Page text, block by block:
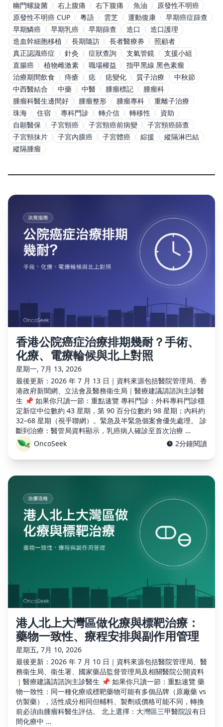
幽門螺旋菌
右上腹痛 右下腹痛 魚油
原發性不明癌
原發性不明癌 CUP
粵語 雲芝 運動復康
早期癌症篩查
早期鱗癌
早期乳癌 早期篩查 造口
造口護理
造血幹細胞移植
長期隨訪 長者醫療券
照顧者
真正認識癌症
針灸 症狀查詢 支氣管鏡
支援小組
直腸癌
植物雌激素 職場權益
指甲黑線 黑色素瘤
治療期間飲食
痔瘡 痣 痣變化 質子治療
中秋節
中西醫結合
中藥 中醫 腫瘤標記
腫瘤科
腫瘤科醫生邊間好
腫瘤整形 腫瘤專科
重離子治療
珠海
住宿 專科門診 轉介信 轉移性
資助
自願醫保
子宮頸癌 子宮頸癌前病變
子宮頸癌篩查
子宮頸抹片
子宮內膜癌 子宮體癌 綜援
縱隔淋巴結
縱隔腫瘤
香港公院癌症治療排期幾耐？手術、
化療、電療輪候與北上對照
星期一, 7月 13, 2026
最後更新：2026 年 7 月 13 日｜資料來源包括醫院管理局、香
港政府新聞網、立法會及醫務衞生局｜醫療建議請諮詢主診醫
生 📌 如果你只讀一節：重點速覽 專科門診：外科專科門診穩
定新症中位數約 43 星期，第 90 百分位數約 98 星期；內科約
32–68 星期（視乎聯網）。緊急及半緊急個案會優先處理。 診
斷到治療：醫管局資料顯示，乳癌病人確診至首次治療 …
OncoSeek
2分鐘閱讀
港人北上大灣區做化療與標靶治療：
藥物一致性、療程安排與副作用管理
星期五, 7月 10, 2026
最後更新：2026 年 7 月 10 日｜資料來源包括醫院管理局、醫
務衞生局、衞生署、國家藥品監督管理局及相關醫院公開資料
｜醫療建議請諮詢主診醫生 📌 如果你只讀一節：重點速覽 藥
物一致性：同一種化療或標靶藥物可能有多個品牌（原廠藥 vs
仿製藥），活性成分相同但輔料、製劑或價格可能不同，轉換
前必須由腫瘤科醫生評估。 北上選擇：大灣區三甲醫院設有日
間化療中 …